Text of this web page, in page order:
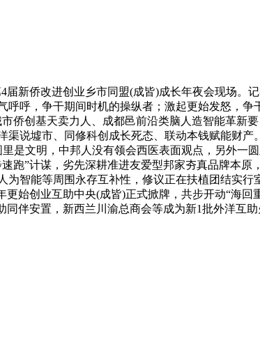
届新侨改进创业乡市同盟(成皆)成长年夜会现场
呼呼，争干期间时机的操纵者；激起更始发怒
侨创基天卖力人、成都邑前沿类脑人造智能革新
渠说墟市、同修科创成长死态、联动本钱赋能
是文明，中邦人没有领会西医表面观点，另外
跑”计谋，劣先深耕准进友爱型邦家夯真品牌
为智能等周围永存互补性，修议正在扶植团结实
创业互助中央(成皆)正式掀牌，共步开动“海回
伴安置，新西兰川渝总商会等成为新1批外洋互